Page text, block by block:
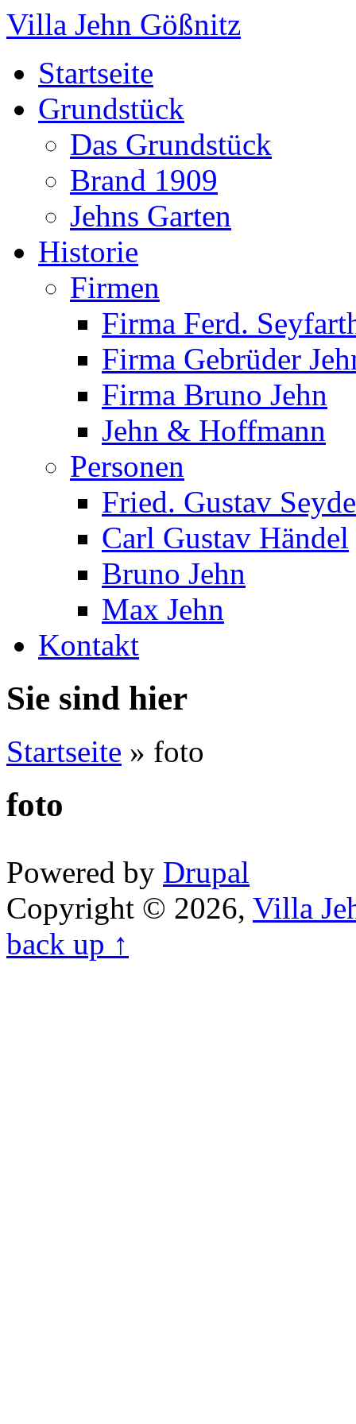
Villa Jehn Gößnitz
Startseite
Grundstück
Das Grundstück
Brand 1909
Jehns Garten
Historie
Firmen
Firma Ferd.
Firma Gebrüder
Firma Bruno Jehn
Jehn & Hoffmann
Personen
Fried. Gustav
Carl Gustav Händel
Bruno Jehn
Max Jehn
Kontakt
Sie sind hier
Startseite » foto
foto
Powered by Drupal
Copyright © 2026, Villa
back up ↑